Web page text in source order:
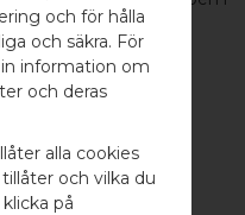
TO
kökshandtag eller till
STÅL
och för hålla
och säkra. För
information om
och deras
alla cookies
och vilka du
på